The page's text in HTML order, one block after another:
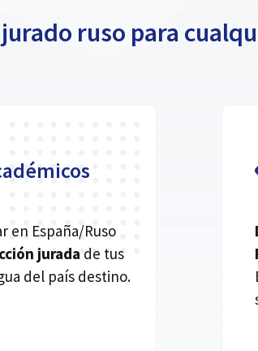
ruso para
en España/Ruso
jurada de tus
del país destino.